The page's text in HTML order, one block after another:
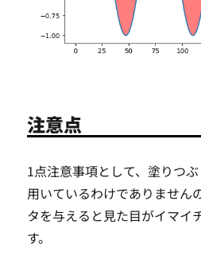
注意点
1点注意事項として、塗りつ
用いているわけでありません
タを与えると見た目がイマイ
す。